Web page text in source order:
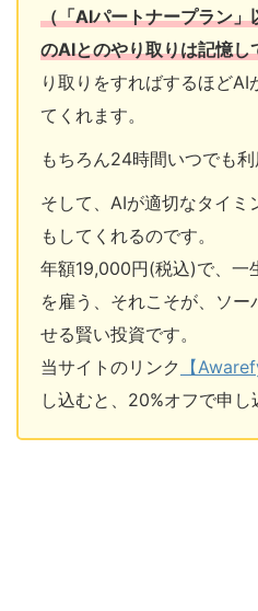
（「AIパートナープラン」
のAIとのやり取りは記憶し
り取りをすればするほどAI
てくれます。
もちろん24時間いつでも利
そして、AIが適切なタイミ
もしてくれるのです。
年額19,000円(税込)で、一
を雇う、それこそが、ソー
せる賢い投資です。
当サイトのリンク
【
し込むと、20%オフで申し